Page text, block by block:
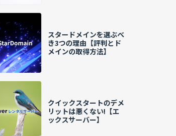
スタードメインを選ぶべ
き3つの理由【評判とド
メインの取得方法】
クイックスタートのデメ
リットは悪くない!【エ
ックスサーバー】